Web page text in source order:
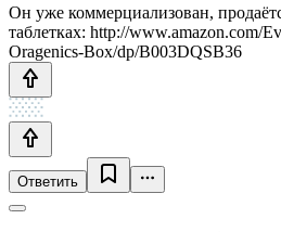
Он уже коммерциализован,
таблетках: http://www.amazon.com/
Oragenics-Box/dp/B003DQSB36
Ответить